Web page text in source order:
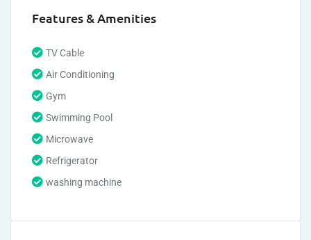
Features & Amenities
TV Cable
Air Conditioning
Gym
Swimming Pool
Microwave
Refrigerator
washing machine